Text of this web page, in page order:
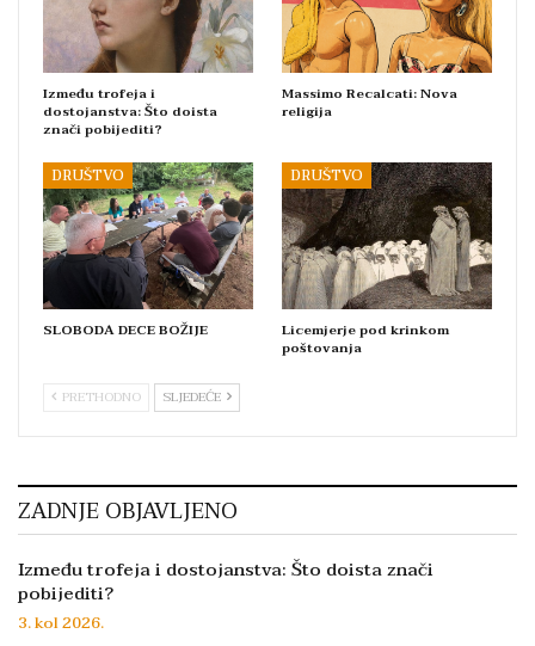
Između trofeja i
dostojanstva: Što doista
znači pobijediti?
Massimo Recalcati: Nova
religija
DRUŠTVO
SLOBODA DECE BOŽIJE
DRUŠTVO
Licemjerje pod krinkom
poštovanja
PRETHODNO SLJEDEĆE
ZADNJE OBJAVLJENO
Između trofeja i dostojanstva: Što doista znači
pobijediti?
3. kol 2026.